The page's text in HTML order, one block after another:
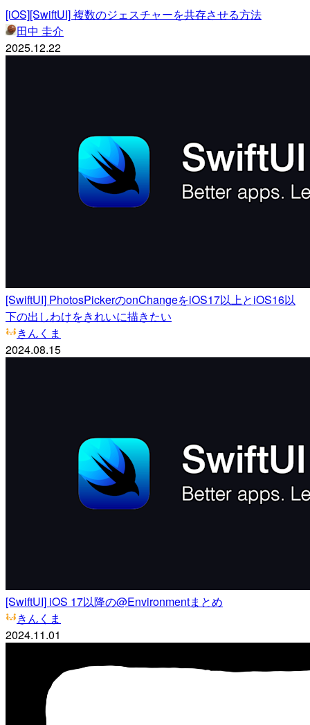
[iOS][SwiftUI] 複数のジェスチャーを共存させる方法
田中 圭介
2025.12.22
[SwiftUI] PhotosPickerのonChangeをiOS17以上とiOS16以
下の出しわけをきれいに描きたい
きんくま
2024.08.15
[SwiftUI] iOS 17以降の@Environmentまとめ
きんくま
2024.11.01